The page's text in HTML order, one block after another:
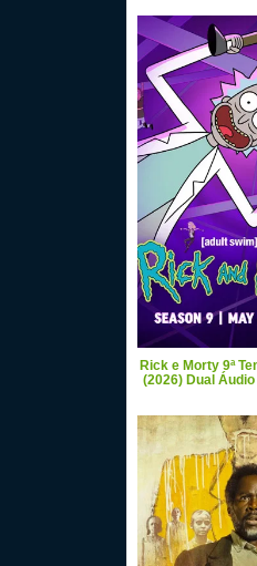
Rick e Morty 9ª
(2026) Dual